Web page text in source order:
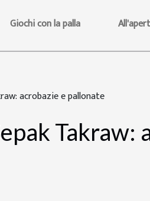
Giochi con la palla
acrobazie e pallonate
Takraw: